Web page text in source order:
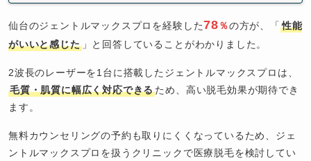
仙台のジェントルマックスプロを経験した78％の方が、「 性能
がいいと感じた」と回答していることがわかりました。
2波長のレーザーを1台に搭載したジェントルマックスプロは、
毛質・肌質に幅広く対応できるため、高い脱毛効果が期待でき
ます。
無料カウンセリングの予約も取りにくくなっているため、ジェ
ントルマックスプロを扱うクリニックで医療脱毛を検討してい